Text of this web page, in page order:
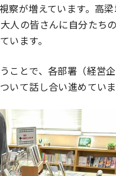
察が増えています。高
人の皆さんに自分たち
います。
ことで、各部署（経営
いて話し合い進めていま